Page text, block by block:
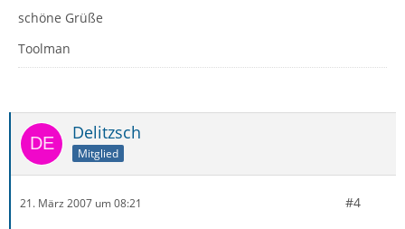
schöne Grüße
Toolman
Delitzsch
Mitglied
21. März 2007 um 08:21 #4